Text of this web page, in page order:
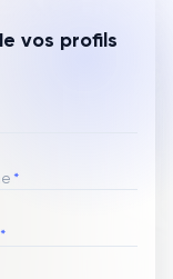
vos profils
*
*